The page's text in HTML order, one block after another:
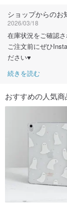
ショップからのお
2026/03/18
在庫状況をご確認さ
ご注文前にぜひ
ださい♥️
続きを読む
おすすめの人気商